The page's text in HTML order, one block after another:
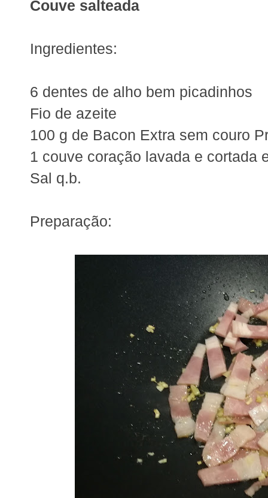
Couve salteada
Ingredientes:
6 dentes de alho bem picadinhos
Fio de azeite
100 g de Bacon Extra sem couro
1 couve coração lavada e cortada
Sal q.b.
Preparação: